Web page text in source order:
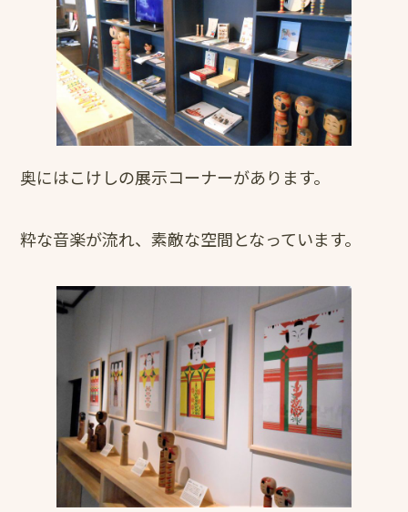
奥にはこけしの展示コーナーがあります。
粋な音楽が流れ、素敵な空間となっています。